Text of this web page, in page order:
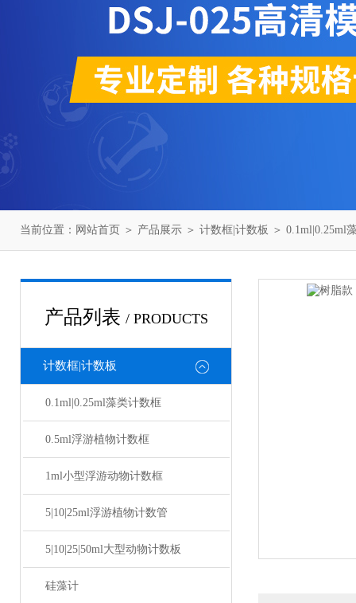
当前位置： 网站首页 ＞ 产品展示 ＞ 计数框|计数板 ＞ 0.1ml|0.25ml
产品列表 / PRODUCTS
计数框|计数板
0.1ml|0.25ml藻类计数框
0.5ml浮游植物计数框
1ml小型浮游动物计数框
5|10|25ml浮游植物计数管
5|10|25|50ml大型动物计数板
硅藻计